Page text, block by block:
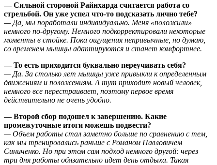
— Сильной стороной Райнхарда считается работа со
стрельбой. Он уже успел что-то подсказать лично тебе?
— Да, мы поработали индивидуально. Меня «положили»
немного по-другому. Немного подкорректировали некоторые
моменты в стойке. Пока ощущения непривычные, но думаю,
со временем мышцы адаптируются и станет комфортнее.
— То есть приходится буквально переучивать себя?
— Да. За столько лет мышцы уже привыкли к определенным
движениям и положениям. А тут приходит новый человек,
немного все перестраивает, поэтому первое время
действительно не очень удобно.
— Второй сбор подошел к завершению. Какие
промежуточные итоги можешь подвести?
— Объем работы стал заметно больше по сравнению с тем,
как мы тренировались раньше с Романом Павловичем
Синиченко. Но при этом сам подход немного другой: через
три дня работы обязательно идет день отдыха. Такая